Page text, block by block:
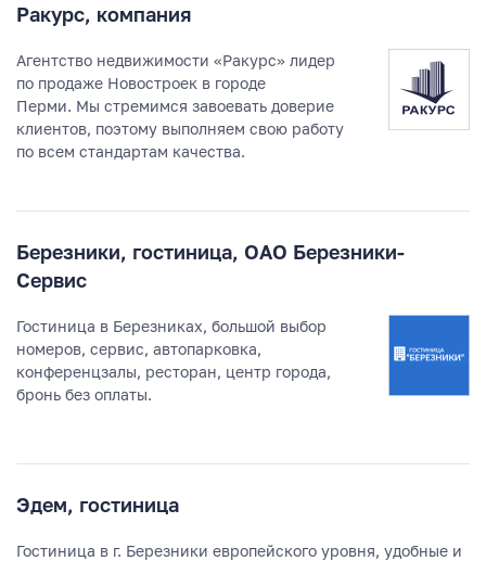
Ракурс, компания
Агентство недвижимости «Ракурс» лидер
по продаже Новостроек в городе
Перми. Мы стремимся завоевать доверие
клиентов, поэтому выполняем свою работу
по всем стандартам качества.
Березники, гостиница, ОАО Березники-
Сервис
Гостиница в Березниках, большой выбор
номеров, сервис, автопарковка,
конференцзалы, ресторан, центр города,
бронь без оплаты.
Эдем, гостиница
Гостиница в г. Березники европейского уровня, удобные и